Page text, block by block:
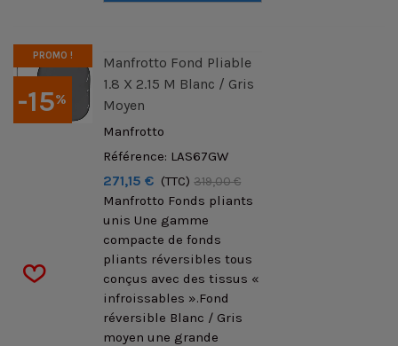
-15%
PROMO !
Manfrotto Fond Pliable
1.8 X 2.15 M Blanc / Gris
Moyen
Manfrotto
Référence: LAS67GW
271,15 € (TTC) 319,00 €
Manfrotto Fonds pliants
unis Une gamme
compacte de fonds
pliants réversibles tous
conçus avec des tissus «
infroissables ».Fond
réversible Blanc / Gris
moyen une grande